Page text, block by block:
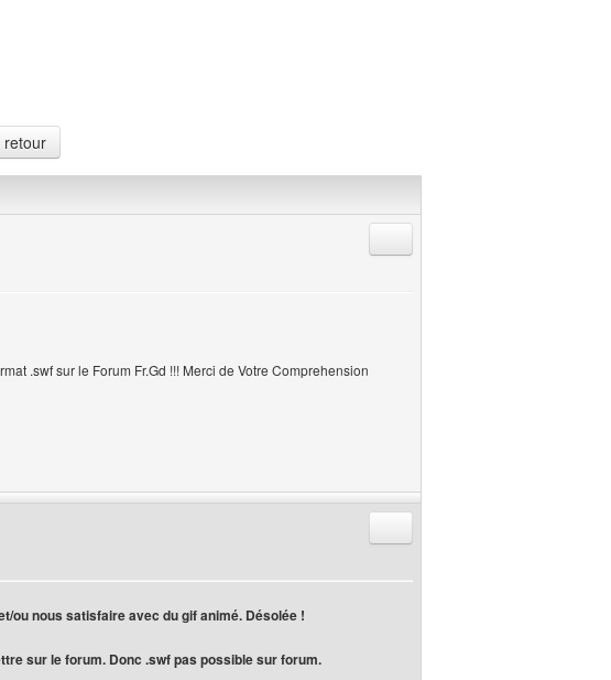
retour
.swf sur le Forum Fr.Gd !!! Merci de Votre Comprehension
ou nous satisfaire avec du gif animé. Désolée !
sur le forum. Donc .swf pas possible sur forum.